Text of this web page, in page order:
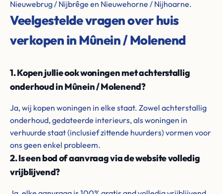
Nieuwebrug / Nijbrêge en Nieuwehorne / Nijhoarne.
Veelgestelde vragen over huis
verkopen in Mûnein / Molenend
1. Kopen jullie ook woningen met achterstallig
onderhoud in Mûnein / Molenend?
Ja, wij kopen woningen in elke staat. Zowel achterstallig
onderhoud, gedateerde interieurs, als woningen in
verhuurde staat (inclusief zittende huurders) vormen voor
ons geen enkel probleem.
2. Is een bod of aanvraag via de website volledig
vrijblijvend?